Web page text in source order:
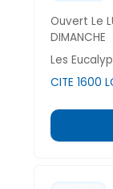
Ouvert Le
DIMANCHE
Les
CITE 1600